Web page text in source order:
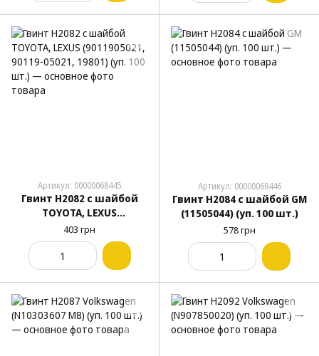
Артикул: 00000068445
Гвинт H2082 с шайбой
TOYOTA, LEXUS
(9011905021, 90119-05021,
19801) (уп. 100 шт.)
403 грн
Артикул: 00000068446
Гвинт H2084 с шайбой GM
(11505044) (уп. 100 шт.)
578 грн